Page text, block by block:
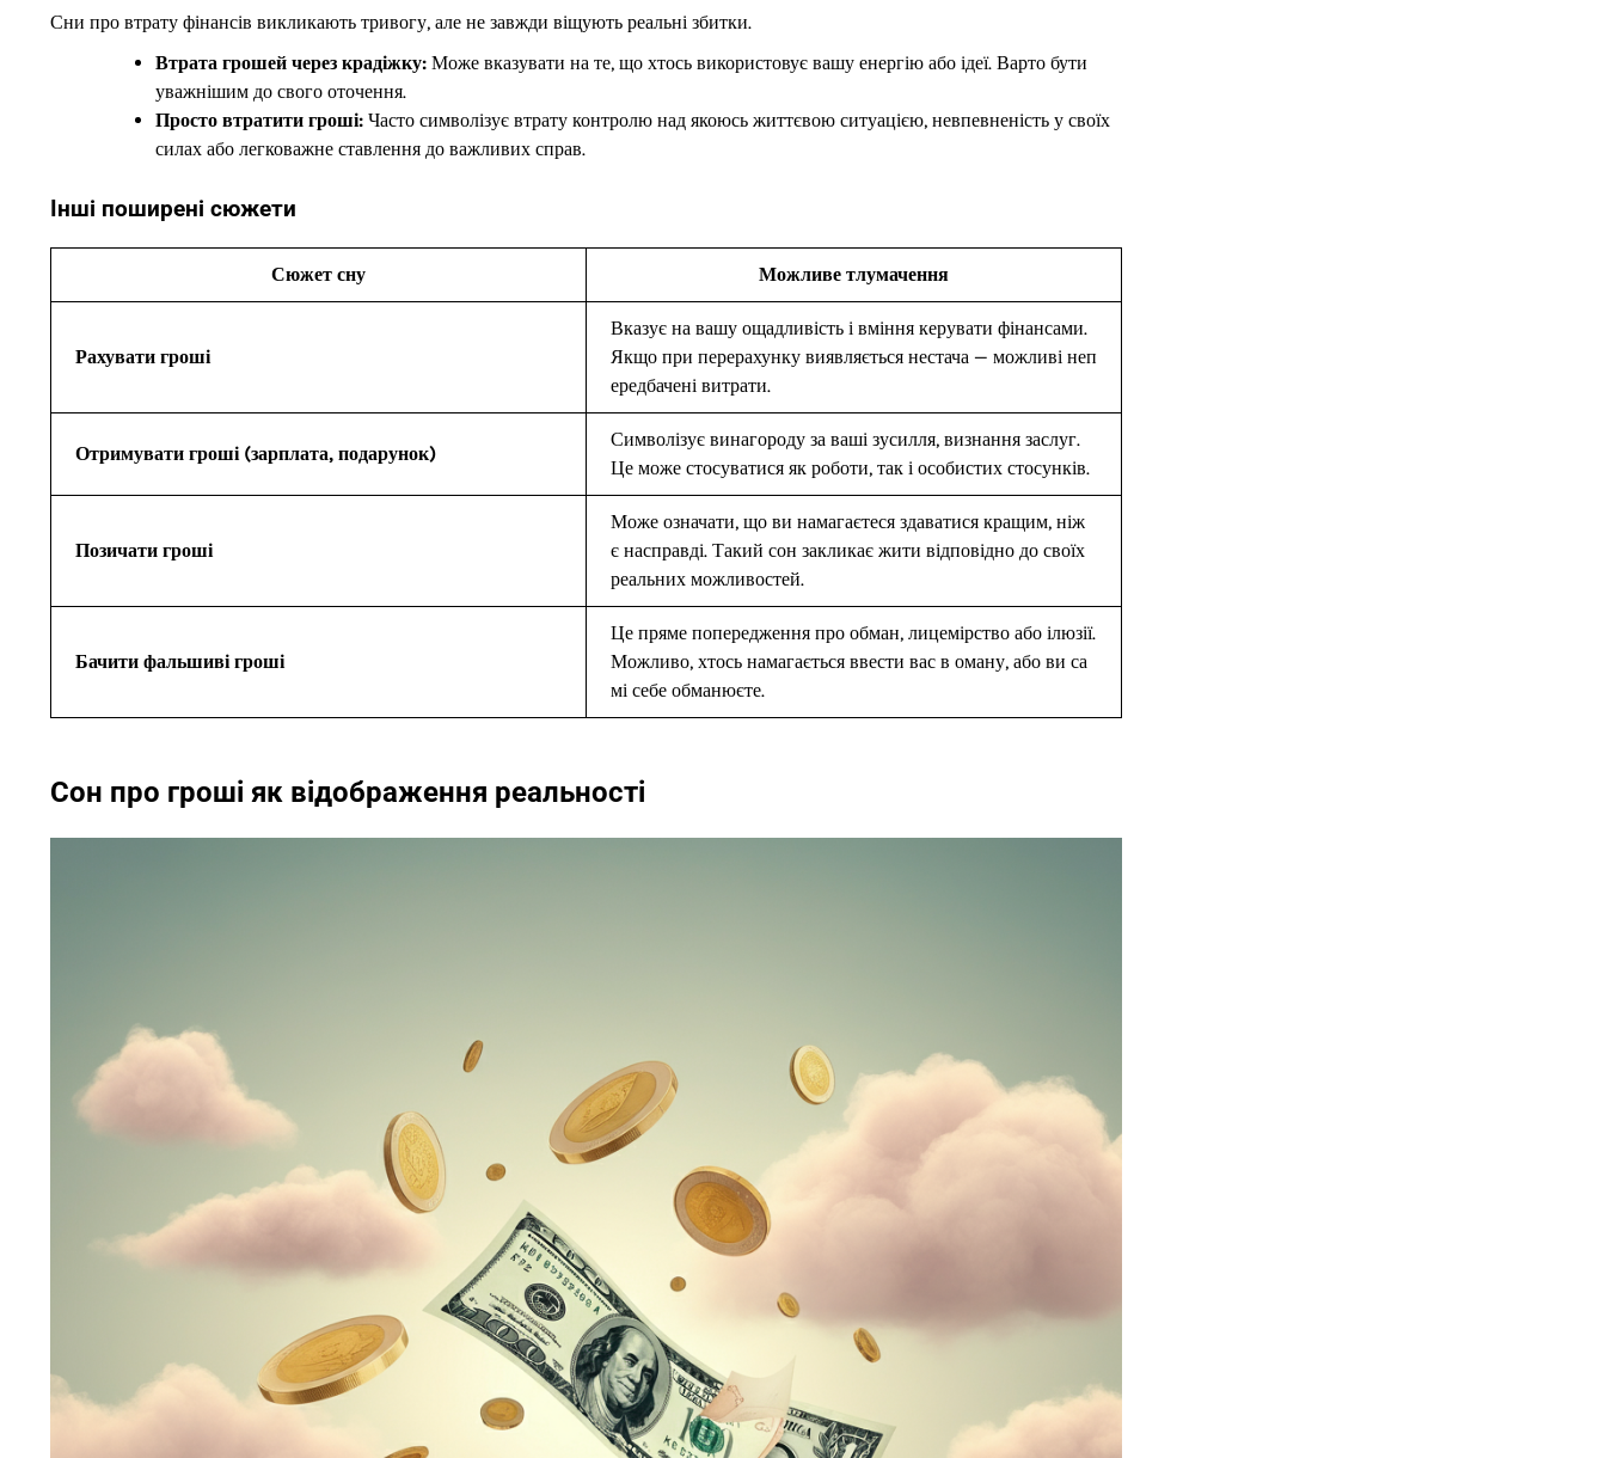
Сни про втрату фінансів викликають тривогу, але не завжди віщують реальні збитки.
Втрата грошей через крадіжку: Може вказувати на те, що хтось використовує вашу енергію або ідеї. Варто бути
уважнішим до свого оточення.
Просто втратити гроші: Часто символізує втрату контролю над якоюсь життєвою ситуацією, невпевненість у своїх
силах або легковажне ставлення до важливих справ.
Інші поширені сюжети
Сюжет сну Можливе тлумачення
Рахувати гроші
Вказує на вашу ощадливість і вміння керувати фінансами.
Якщо при перерахунку виявляється нестача — можливі неп
ередбачені витрати.
Отримувати гроші (зарплата, подарунок)
Символізує винагороду за ваші зусилля, визнання заслуг.
Це може стосуватися як роботи, так і особистих стосунків.
Позичати гроші
Може означати, що ви намагаєтеся здаватися кращим, ніж
є насправді. Такий сон закликає жити відповідно до своїх
реальних можливостей.
Бачити фальшиві гроші
Це пряме попередження про обман, лицемірство або ілюзії.
Можливо, хтось намагається ввести вас в оману, або ви са
мі себе обманюєте.
Сон про гроші як відображення реальності